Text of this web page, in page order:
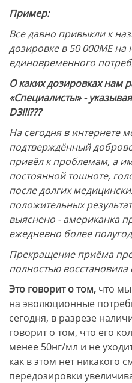
Пример:
Все давно привыкли к
дозировке в 50 000МЕ на
единовременного
О каких дозировках нам
«Специалисты» -
D3!!!???
На сегодня в интернете
подтверждённый
привёл к проблемам, а
постоянной тошноте,
после долгих
положительных
выяснено - американка
ежедневно более
Прекращение приёма
полностью восстановила
Это говорит о том, что
на эволюционные
сегодня, в разрезе
говорит о том, что его
менее 50нг/мл и не
как в этом нет никакого
передозировки